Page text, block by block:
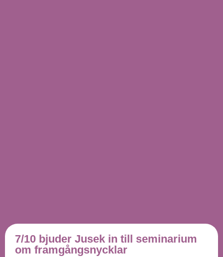
7/10 bjuder Jusek in till seminarium
om framgångsnycklar